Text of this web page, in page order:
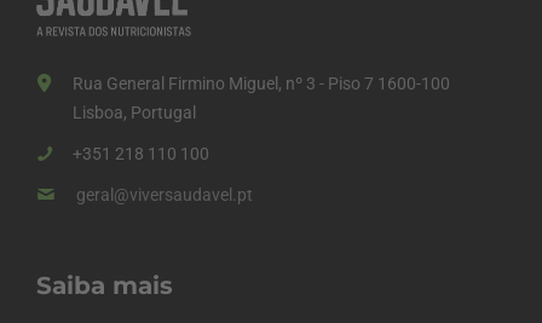
Rua General Firmino Miguel, nº 3 - Piso 7 1600-100
Lisboa, Portugal
+351 218 110 100
geral@viversaudavel.pt
Saiba mais